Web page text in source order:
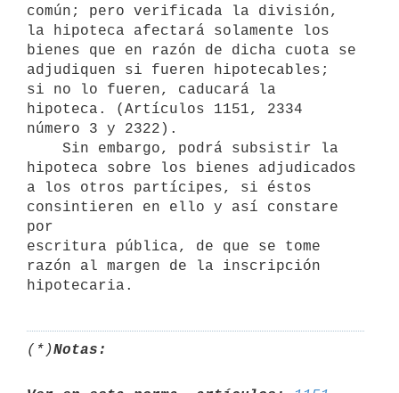
común; pero verificada la división,
la hipoteca afectará solamente los
bienes que en razón de dicha cuota se
adjudiquen si fueren hipotecables;
si no lo fueren, caducará la
hipoteca. (Artículos 1151, 2334
número 3 y 2322).
hipoteca sobre los bienes adjudicados
a los otros partícipes, si éstos
consintieren en ello y así constare
por
escritura pública, de que se tome
razón al margen de la inscripción
(*)Notas: